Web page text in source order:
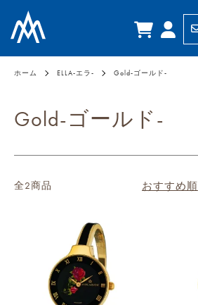
ホーム ELLA-エラ- Gold-ゴールド-
Gold-ゴールド-
全2商品 おすすめ順